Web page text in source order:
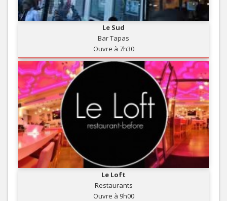
Le Sud
Bar Tapas
Ouvre à 7h30
Le Loft
Restaurants
Ouvre à 9h00